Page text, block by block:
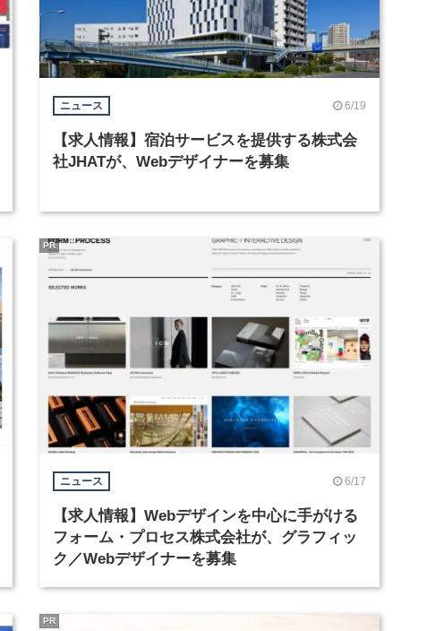
ニュース 6/19
【求人情報】宿泊サービスを提供する株式会
社JHATが、Webデザイナーを募集
ニュース 6/17
【求人情報】Webデザインを中心に手がける
フォーム・プロセス株式会社が、グラフィッ
ク／Webデザイナーを募集
PR
PR